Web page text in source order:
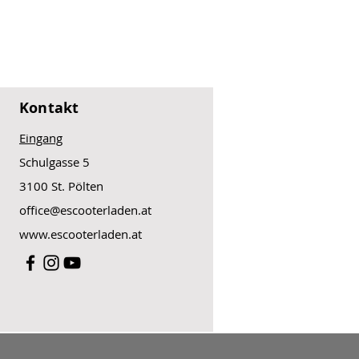
Kontakt
Eingang
Schulgasse 5
3100 St. Pölten
office@escooterladen.at
www.escooterladen.at